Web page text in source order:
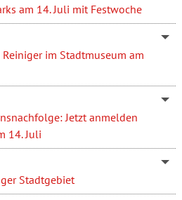
am 14. Juli mit Festwoche
im Stadtmuseum am
Jetzt anmelden
14. Juli
Stadtgebiet